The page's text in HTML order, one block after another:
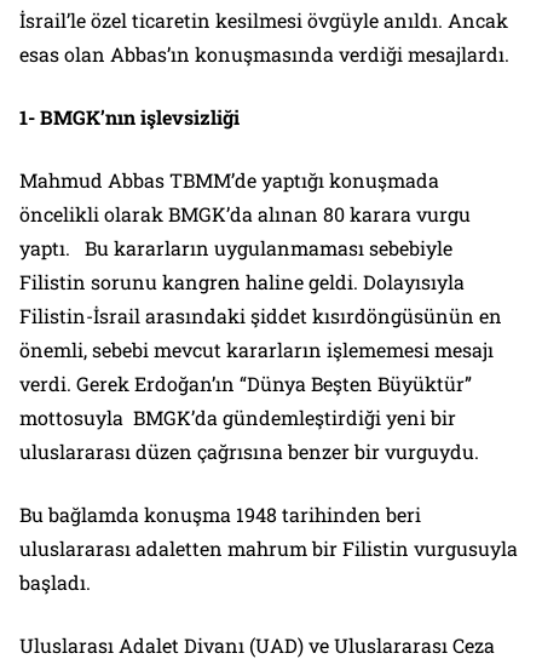
İsrail’le özel ticaretin kesilmesi övgüyle anıldı. Ancak
esas olan Abbas’ın konuşmasında verdiği mesajlardı.
1- BMGK’nın işlevsizliği
Mahmud Abbas TBMM’de yaptığı konuşmada
öncelikli olarak BMGK’da alınan 80 karara vurgu
yaptı. Bu kararların uygulanmaması sebebiyle
Filistin sorunu kangren haline geldi. Dolayısıyla
Filistin-İsrail arasındaki şiddet kısırdöngüsünün en
önemli, sebebi mevcut kararların işlememesi mesajı
verdi. Gerek Erdoğan’ın “Dünya Beşten Büyüktür”
mottosuyla BMGK’da gündemleştirdiği yeni bir
uluslararası düzen çağrısına benzer bir vurguydu.
Bu bağlamda konuşma 1948 tarihinden beri
uluslararası adaletten mahrum bir Filistin vurgusuyla
başladı.
Uluslarası Adalet Divanı (UAD) ve Uluslararası Ceza